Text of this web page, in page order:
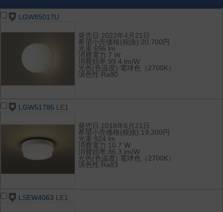
LGW85017U
発売日:2022年4月21日
希望小売価格(税抜):20,700円
光束:696 lm
消費電力:7 W
消費効率:99.4 lm/W
光色(色温度):電球色（2700K）
演色性:Ra80
LGW51785 LE1
発売日:2018年6月21日
希望小売価格(税抜):19,300円
光束:924 lm
消費電力:10.7 W
消費効率:86.3 lm/W
光色(色温度):電球色（2700K）
演色性:Ra83
LSEW4063 LE1